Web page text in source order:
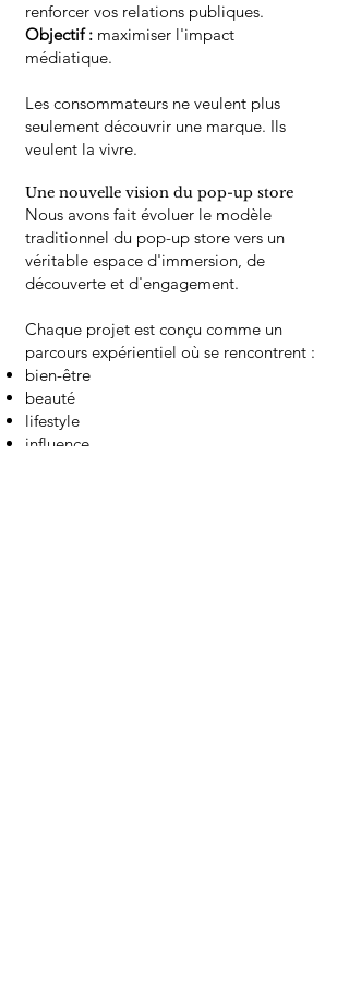
renforcer vos relations publiques.
Objectif : maximiser l'impact
médiatique.
Les consommateurs ne veulent plus
seulement découvrir une marque. Ils
veulent la vivre.
Une nouvelle vision du pop-up store
Nous avons fait évoluer le modèle
traditionnel du pop-up store vers un
véritable espace d'immersion, de
découverte et d'engagement.
Chaque projet est conçu comme un
parcours expérientiel où se rencontrent :
bien-être
beauté
lifestyle
influence